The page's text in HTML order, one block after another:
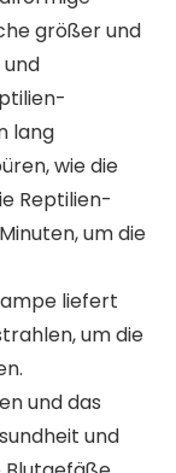
größer und
lang
wie die
Reptilien-
um die
liefert
um die
und das
und